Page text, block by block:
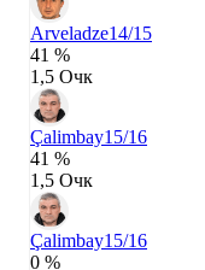
Arveladze14/15
41 %
1,5 Очк
Çalimbay15/16
41 %
1,5 Очк
Çalimbay15/16
0 %